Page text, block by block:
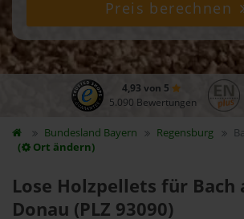
Preis berechnen
4,93 von 5
5.090 Bewertungen
Bundesland Bayern Regensburg
(
Ort ändern)
Lose Holzpellets für Bach
Donau (PLZ 93090)